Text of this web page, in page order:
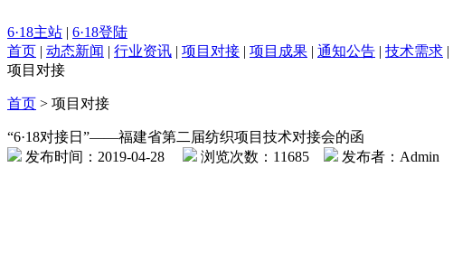
6·18主站 | 6·18登陆
首页 | 动态新闻 | 行业资讯 | 项目对接 | 项目成果 | 通知公告 | 技术需求 |
项目对接
首页 > 项目对接
“6·18对接日”——福建省第二届纺织项目技术对接会的函
发布时间：2019-04-28
浏览次数：11685 发布者：Admin